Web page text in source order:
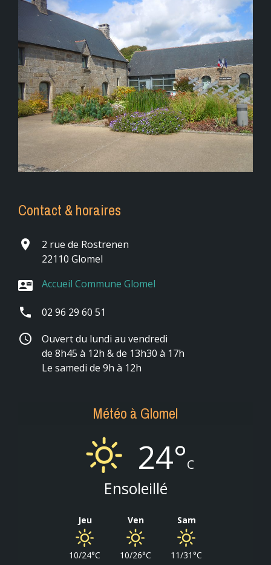
Contact & horaires
place
2 rue de Rostrenen
22110 Glomel
contact_mail Accueil Commune Glomel
phone 02 96 29 60 51
schedule
Ouvert du lundi au vendredi
de 8h45 à 12h & de 13h30 à 17h
Le samedi de 9h à 12h
Météo à Glomel
24°C
Ensoleillé
Jeu
10/24°C
Ven
10/26°C
Sam
11/31°C